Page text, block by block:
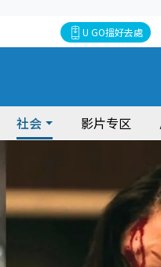
U GO搵好去處
社会 影片专区